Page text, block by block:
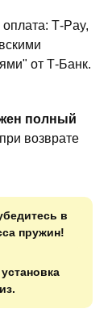
T‑Pay,
от Т-Банк.
полный
при возврате
в
пружин!